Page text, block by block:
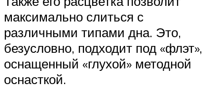
максимально слиться с
различными типами дна. Это,
безусловно, подходит под «флэт»,
оснащенный «глухой» методной
оснасткой.